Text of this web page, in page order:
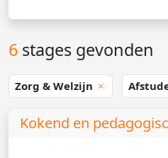
6 stages gevonden
Zorg & Welzijn
Kokend en